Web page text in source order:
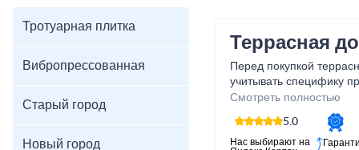
Тротуарная плитка
Вибропрессованная
Старый город
Новый город
Террасная
Перед покупкой
учитывать специфику
технические
Смотреть полностью
5.0
Нас выбирают на